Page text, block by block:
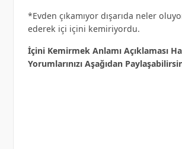
*Evden çıkamıyor dışarıda neler
ederek içi içini kemiriyordu.
İçini Kemirmek Anlamı Açıklaması
Yorumlarınızı Aşağıdan